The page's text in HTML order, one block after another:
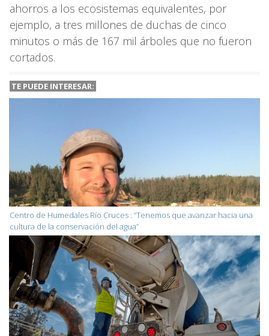
ahorros a los ecosistemas equivalentes, por
ejemplo, a tres millones de duchas de cinco
minutos o más de 167 mil árboles que no fueron
cortados.
TE PUEDE INTERESAR:
Centro de Humedales Río Cruces : “Tenemos que avanzar hacia una
cultura de la conservación del agua”